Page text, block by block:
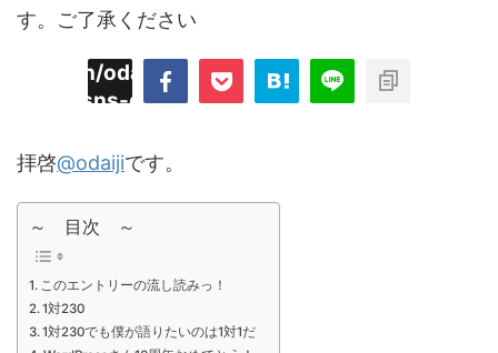
す。ご了承ください
odaiji.com/public_html/blog/wp-
sns-count-cache/sns-count-
拝啓@odaijiです。
～ 目次 ～
このエントリーの流し読みっ！
1対230
1対230でも僕が語りたいのは1対1だ